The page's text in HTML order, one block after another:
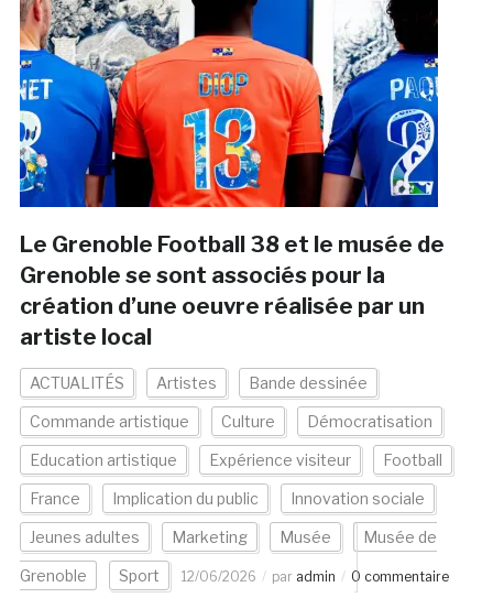
Le Grenoble Football 38 et le musée de
Grenoble se sont associés pour la
création d’une oeuvre réalisée par un
artiste local
ACTUALITÉS Artistes Bande dessinée
Commande artistique Culture Démocratisation
Education artistique Expérience visiteur Football
France Implication du public Innovation sociale
Jeunes adultes Marketing Musée Musée de
Grenoble Sport 12/06/2026 par admin 0 commentaire